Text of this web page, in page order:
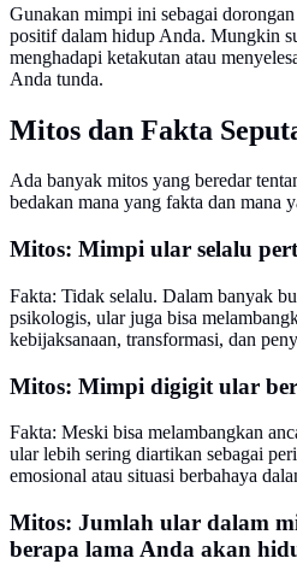
Gunakan mimpi ini sebagai
positif dalam hidup Anda. Mungkin
menghadapi ketakutan atau
Anda tunda.
Mitos dan Fakta
Ada banyak mitos yang beredar
bedakan mana yang fakta dan mana
Mitos: Mimpi ular selalu
Fakta: Tidak selalu. Dalam banyak
psikologis, ular juga bisa
kebijaksanaan, transformasi, dan
Mitos: Mimpi digigit ular
Fakta: Meski bisa melambangkan
ular lebih sering diartikan sebagai
emosional atau situasi berbahaya
Mitos: Jumlah ular dalam
berapa lama Anda akan